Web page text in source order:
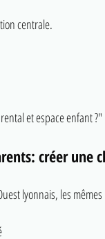
centrale.
et espace enfant ?"
créer une
lyonnais, les